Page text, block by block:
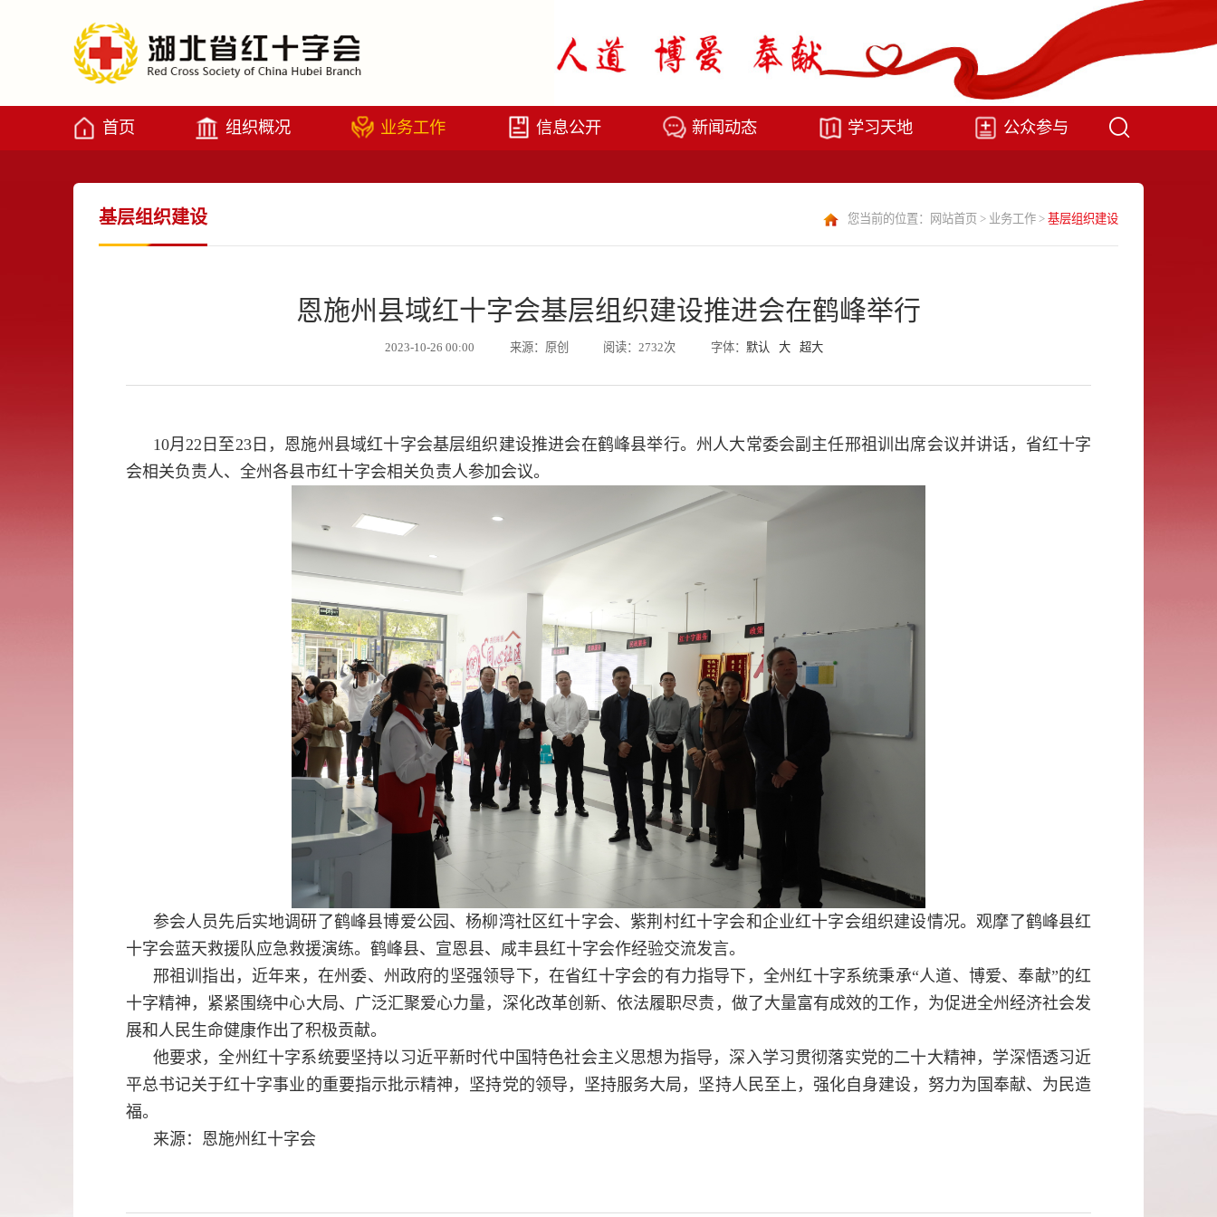
首页 组织概况 业务工作 信息公开 新闻动态 学习天地 公众参与
基层组织建设 您当前的位置： 网站首页 > 业务工作 >基层组织建设
恩施州县域红十字会基层组织建设推进会在鹤峰举行
2023-10-26 00:00 来源：原创 阅读：2732次 字体： 默认 大 超大
10月22日至23日，恩施州县域红十字会基层组织建设推进会在鹤峰县举行。州人大常委会副主任邢祖训出席会议并讲话，省红十字
会相关负责人、全州各县市红十字会相关负责人参加会议。
参会人员先后实地调研了鹤峰县博爱公园、杨柳湾社区红十字会、紫荆村红十字会和企业红十字会组织建设情况。观摩了鹤峰县红
十字会蓝天救援队应急救援演练。鹤峰县、宣恩县、咸丰县红十字会作经验交流发言。
邢祖训指出，近年来，在州委、州政府的坚强领导下，在省红十字会的有力指导下，全州红十字系统秉承“人道、博爱、奉献”的红
十字精神，紧紧围绕中心大局、广泛汇聚爱心力量，深化改革创新、依法履职尽责，做了大量富有成效的工作，为促进全州经济社会发
展和人民生命健康作出了积极贡献。
他要求，全州红十字系统要坚持以习近平新时代中国特色社会主义思想为指导，深入学习贯彻落实党的二十大精神，学深悟透习近
平总书记关于红十字事业的重要指示批示精神，坚持党的领导，坚持服务大局，坚持人民至上，强化自身建设，努力为国奉献、为民造
福。
来源：恩施州红十字会